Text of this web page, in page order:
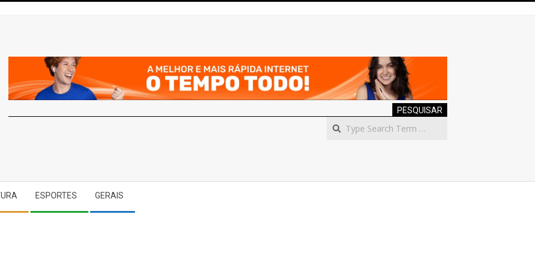
PESQUISAR
ESPORTES GERAIS